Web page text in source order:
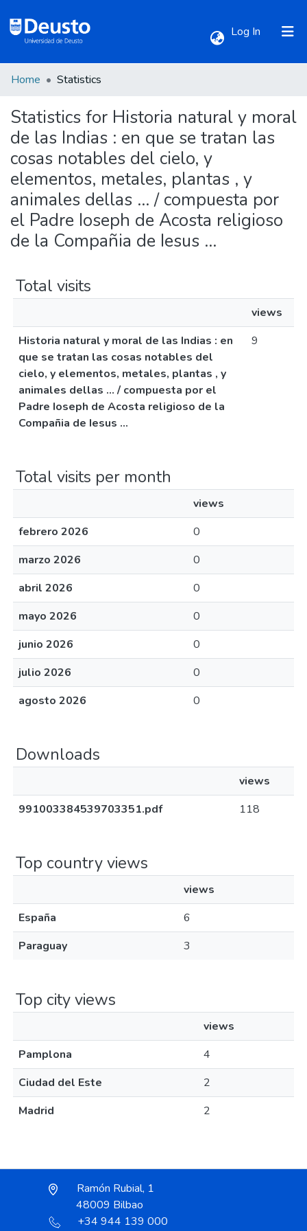
Log In (current)
All of DSpace
Home Statistics
Statistics for Historia natural y moral
de las Indias : en que se tratan las
cosas notables del cielo, y
elementos, metales, plantas , y
animales dellas ... / compuesta por
el Padre Ioseph de Acosta religioso
de la Compañia de Iesus ...
Total visits
views
Historia natural y moral de las Indias : en
que se tratan las cosas notables del
cielo, y elementos, metales, plantas , y
animales dellas ... / compuesta por el
Padre Ioseph de Acosta religioso de la
Compañia de Iesus ...
9
Total visits per month
views
febrero 2026
0
marzo 2026
0
abril 2026
0
mayo 2026
0
junio 2026
0
julio 2026
0
agosto 2026
0
Downloads
views
991003384539703351.pdf
118
Top country views
views
España
6
Paraguay
3
Top city views
views
Pamplona
4
Ciudad del Este
2
Madrid
2
Ramón Rubial, 1
48009 Bilbao
+34 944 139 000